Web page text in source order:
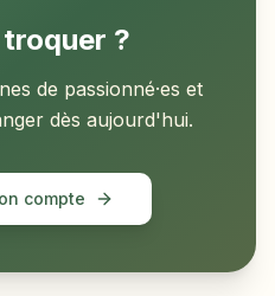
troquer ?
de passionné·es et
dès aujourd'hui.
compte